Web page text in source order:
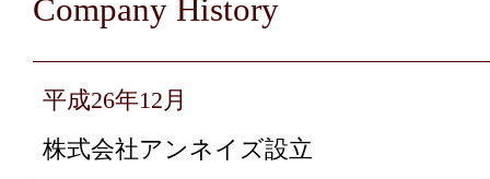
平成26年12月
株式会社アンネイズ設立